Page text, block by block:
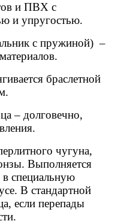
и ПВХ с
и упругостью.
с пружиной) –
браслетной
– долговечно,
чугуна,
Выполняется
в специальную
В стандартной
если перепады